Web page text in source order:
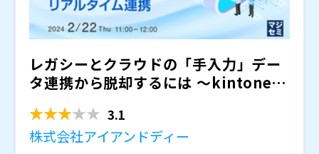
めに必要となる、“データ連携構造の整理”について解説
します。
まず、株式会社北見コンピューター・ビジネス 取締
役 DX推進部長 伊藤 大輔 氏より、「書かない窓口」を
推進する現場観点から、窓口DX導入時に発生しやすい
連携課題や運用負荷について紹介します。
続いて、一般社団法人デジタル広域推進機構（DWP
I） 代表理事（CEO）／総務省地域情報化アドバイザー
大山 水帆 氏より、情報システム標準化を契機としたデ
ータ連携基盤の考え方や、「ローカル・公共サービスメ
ッシュ」という自治体内連携の考え方について解説しま
その中では、なぜフロントヤード改革を進めるほど連
携構造が複雑化しやすいのか、なぜ個別連携の積み上げ
レガシーとクラウドの「手入力」デー
タ連携から脱却するには 〜kintone,
3.1
株式会社アイアンドディー